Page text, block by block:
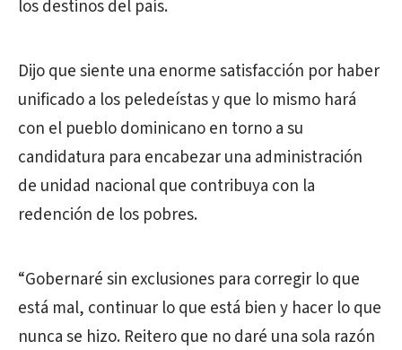
los destinos del país.
Dijo que siente una enorme satisfacción por haber
unificado a los peledeístas y que lo mismo hará
con el pueblo dominicano en torno a su
candidatura para encabezar una administración
de unidad nacional que contribuya con la
redención de los pobres.
“Gobernaré sin exclusiones para corregir lo que
está mal, continuar lo que está bien y hacer lo que
nunca se hizo. Reitero que no daré una sola razón